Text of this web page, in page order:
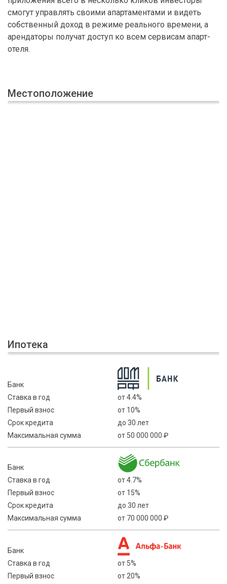
смогут управлять своими апартаментами и видеть
собственный доход в режиме реального времени, а
арендаторы получат доступ ко всем сервисам апарт-
отеля.
Местоположение
Ипотека
Банк
Ставка в год
от 4.4%
Первый взнос
от 10%
Срок кредита
до 30 лет
Максимальная сумма
от 50 000 000 ₽
Банк
Ставка в год
от 4.7%
Первый взнос
от 15%
Срок кредита
до 30 лет
Максимальная сумма
от 70 000 000 ₽
Банк
Ставка в год
от 5%
Первый взнос
от 20%